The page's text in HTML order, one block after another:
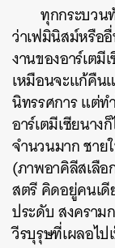
ทุกกระบว
ว่าเฟมินิสม์หรือ
งานของอาร์เต
เหมือนจะแก้คืน
นิทรรศการ แต่ท
อาร์เตมีเซียนา
จำนวนมาก ชาย
(ภาพอาคิลีสเลือ
สตรี คิดอยู่คนเดี
ประดับ สงคราม
วีรบุรุษที่เผลอไป